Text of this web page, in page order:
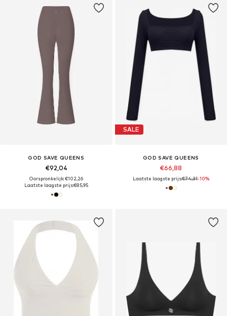
GOD SAVE QUEENS
€92,04
Oorspronkelijk: €102,26
Laatste laagste prijs:€85,95
SALE
GOD SAVE QUEENS
€66,88
Laatste laagste prijs:€74,31-10%